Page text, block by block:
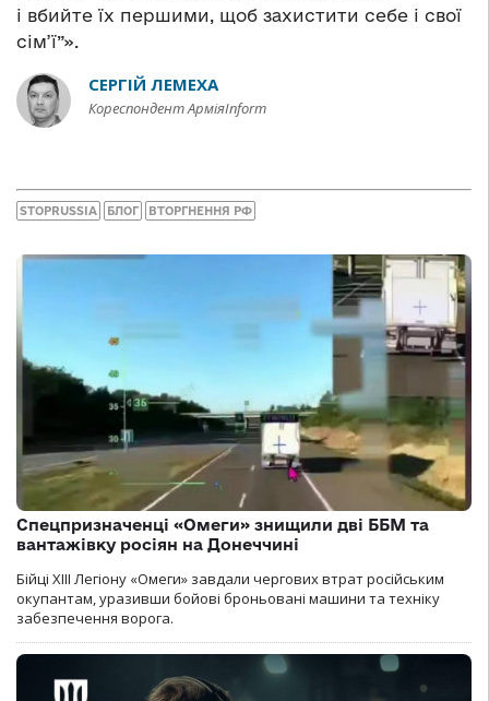
і вбийте їх першими, щоб захистити себе і свої
сім’ї”».
СЕРГІЙ ЛЕМЕХА
Кореспондент АрміяInform
STOPRUSSIA БЛОГ ВТОРГНЕННЯ РФ
Спецпризначенці «Омеги» знищили дві ББМ та
вантажівку росіян на Донеччині
Бійці ХІІІ Легіону «Омеги» завдали чергових втрат російським
окупантам, уразивши бойові броньовані машини та техніку
забезпечення ворога.